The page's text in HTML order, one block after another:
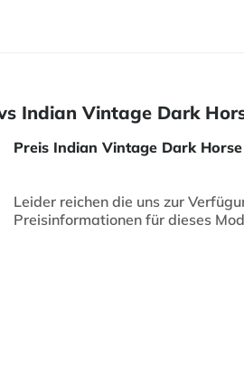
Indian Vintage Dark
Preis Indian Vintage Dark Horse
Leider reichen die uns zur
Preisinformationen für dieses